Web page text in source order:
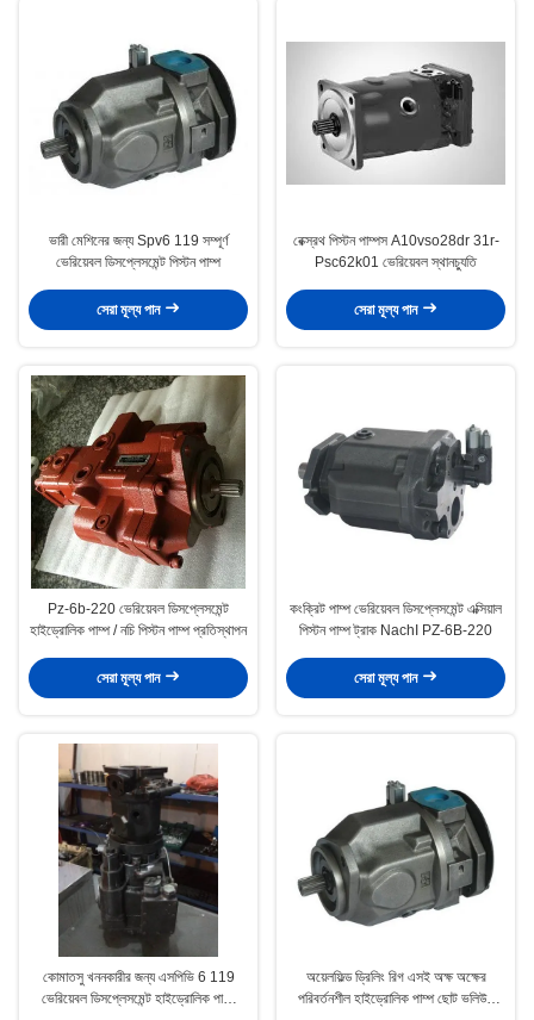
ভারী মেশিনের জন্য Spv6 119 সম্পূর্ণ
ভেরিয়েবল ডিসপ্লেসমেন্ট পিস্টন পাম্প
সেরা মূল্য পান
রেক্স্রথ পিস্টন পাম্পস A10vso28dr 31r-
Psc62k01 ভেরিয়েবল স্থানচ্যুতি
সেরা মূল্য পান
Pz-6b-220 ভেরিয়েবল ডিসপ্লেসমেন্ট
হাইড্রোলিক পাম্প / নচি পিস্টন পাম্প প্রতিস্থাপন
সেরা মূল্য পান
কংক্রিট পাম্প ভেরিয়েবল ডিসপ্লেসমেন্ট এক্সিয়াল
পিস্টন পাম্প ট্রাক NachI PZ-6B-220
সেরা মূল্য পান
কোমাতসু খননকারীর জন্য এসপিভি 6 119
ভেরিয়েবল ডিসপ্লেসমেন্ট হাইড্রোলিক পাম্প
অয়েলফিল্ড ড্রিলিং রিগ এসই অক্ষ অক্ষের
পরিবর্তনশীল হাইড্রোলিক পাম্প ছোট ভলিউম